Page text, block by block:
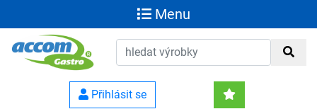
Menu
Přihlásit se